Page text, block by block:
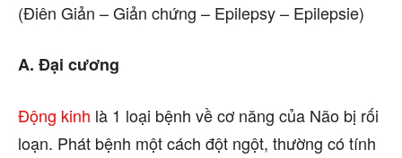
(Điên Giản – Giản chứng – Epilepsy – Epilepsie)
A. Đại cương
Động kinh là 1 loại bệnh về cơ năng của Não bị rối
loạn. Phát bệnh một cách đột ngột, thường có tính